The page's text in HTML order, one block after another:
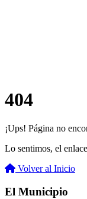
404
¡Ups! Página no
Lo sentimos, el
Volver al Inicio
El Municipio